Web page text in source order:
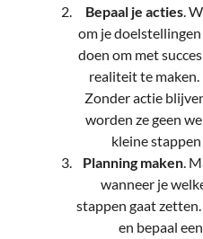
Bepaal je acties.
om je
doen om met
realiteit te
Zonder actie
worden ze geen
kleine
Planning maken.
wanneer je
stappen gaat
en bepaal